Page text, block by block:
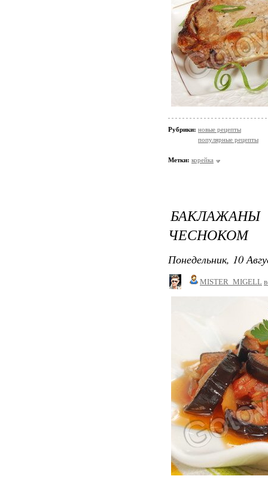
Рубрики: новые рецепты
популярные рецепты
Метки: корейка
ЧЕСНОКОМ
Понедельник, 10
MISTER_MIGELL